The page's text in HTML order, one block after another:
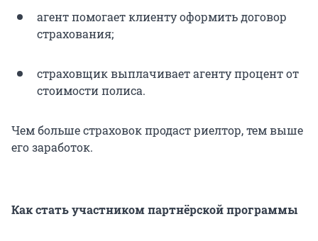
агент помогает клиенту оформить договор
страхования;
страховщик выплачивает агенту процент от
стоимости полиса.
Чем больше страховок продаст риелтор, тем выше
его заработок.
Как стать участником партнёрской программы